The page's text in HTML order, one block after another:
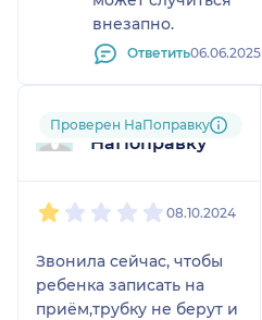
внезапно.
Ответить06.06.2025
Пользователь
НаПоправку
Проверен НаПоправку
08.10.2024
Звонила сейчас, чтобы
ребенка записать на
приём,трубку не берут и